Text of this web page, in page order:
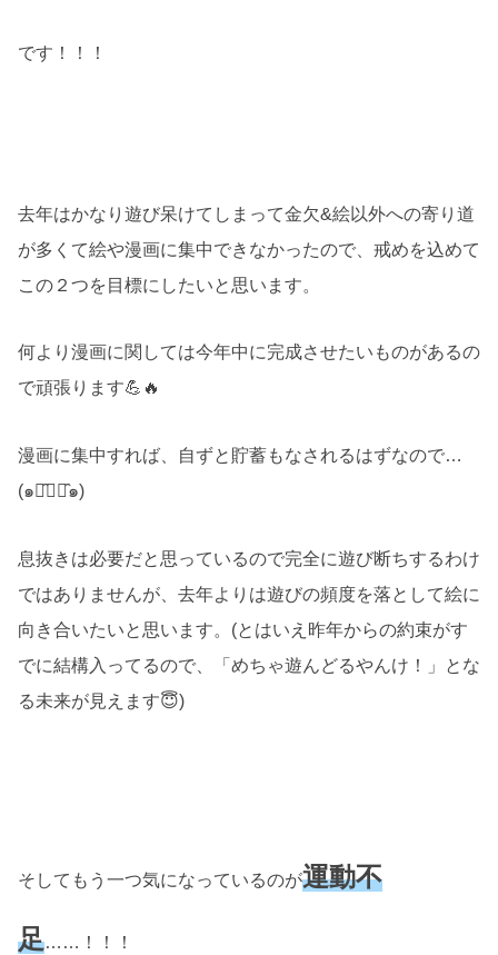
です！！！
去年はかなり遊び呆けてしまって金欠&絵以外への寄り道
が多くて絵や漫画に集中できなかったので、戒めを込めて
この２つを目標にしたいと思います。
何より漫画に関しては今年中に完成させたいものがあるの
で頑張ります💪🔥
漫画に集中すれば、自ずと貯蓄もなされるはずなので…
(๑･̑◡･̑๑)
息抜きは必要だと思っているので完全に遊び断ちするわけ
ではありませんが、去年よりは遊びの頻度を落として絵に
向き合いたいと思います。(とはいえ昨年からの約束がす
でに結構入ってるので、「めちゃ遊んどるやんけ！」とな
る未来が見えます😇)
そしてもう一つ気になっているのが運動不
足……！！！